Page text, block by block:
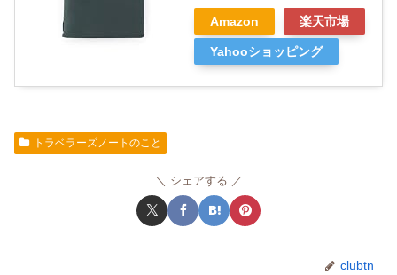
Amazon 楽天市場
Yahooショッピング
トラベラーズノートのこと
シェアする
clubtn